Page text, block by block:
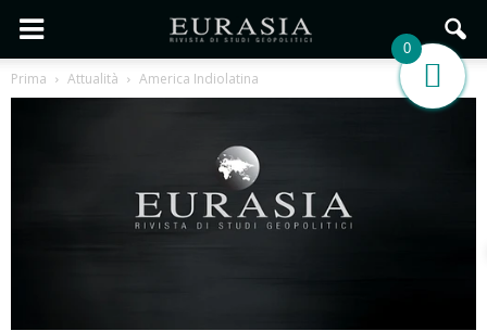
Prima Attualità America Indiolatina
0